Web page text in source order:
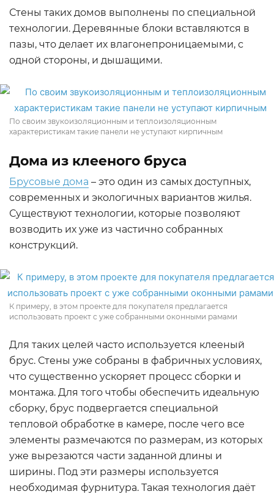
Стены таких домов выполнены по специальной
технологии. Деревянные блоки вставляются в
пазы, что делает их влагонепроницаемыми, с
одной стороны, и дышащими.
По своим звукоизоляционным и теплоизоляционным
характеристикам такие панели не уступают кирпичным
Дома из клееного бруса
Брусовые дома – это один из самых доступных,
современных и экологичных вариантов жилья.
Существуют технологии, которые позволяют
возводить их уже из частично собранных
конструкций.
К примеру, в этом проекте для покупателя предлагается
использовать проект с уже собранными оконными рамами
Для таких целей часто используется клееный
брус. Стены уже собраны в фабричных условиях,
что существенно ускоряет процесс сборки и
монтажа. Для того чтобы обеспечить идеальную
сборку, брус подвергается специальной
тепловой обработке в камере, после чего все
элементы размечаются по размерам, из которых
уже вырезаются части заданной длины и
ширины. Под эти размеры используется
необходимая фурнитура. Такая технология даёт